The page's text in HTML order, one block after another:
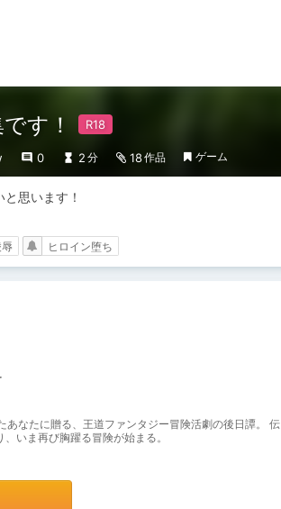
す！
0 2 分 18作品 ゲーム
思います！
ヒロイン堕ち
あなたに贈る、王道ファンタジー冒険活劇の後日譚。 伝
いま再び胸躍る冒険が始まる。